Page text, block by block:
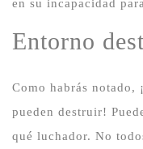
en su incapacidad
Entorno
Como habrás notado,
pueden destruir!
qué luchador. No